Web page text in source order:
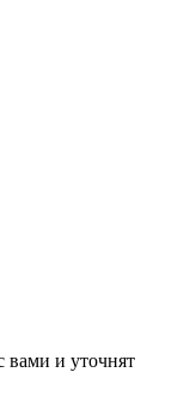
вами и уточнят